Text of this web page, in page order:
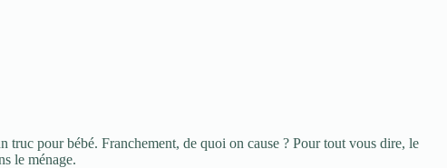
truc pour bébé. Franchement, de quoi on cause ? Pour tout vous dire, le
le ménage.